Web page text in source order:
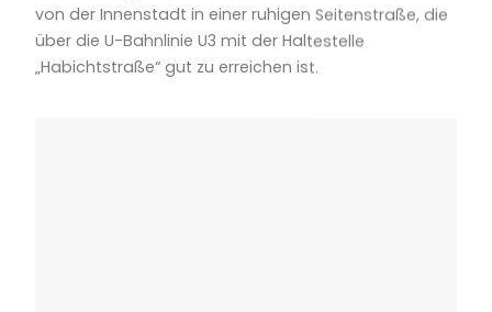
von der Innenstadt in einer ruhigen Seitenstraße, die
über die U-Bahnlinie U3 mit der Haltestelle
„Habichtstraße“ gut zu erreichen ist.